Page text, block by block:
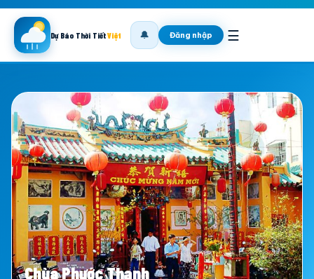
Dự Báo Thời TiếtViệt 🔔 Đăng nhập ☰
Chùa Phước Thạnh